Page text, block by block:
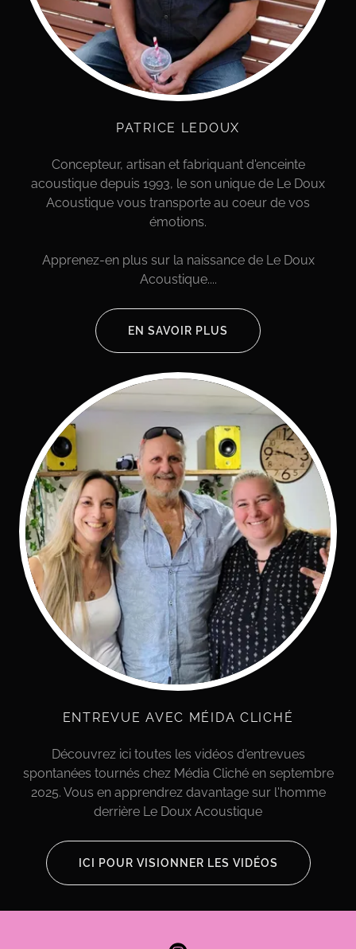
PATRICE LEDOUX
Concepteur, artisan et fabriquant d'enceinte
acoustique depuis 1993, le son unique de Le Doux
Acoustique vous transporte au coeur de vos
émotions.
Apprenez-en plus sur la naissance de Le Doux
Acoustique....
EN SAVOIR PLUS
ENTREVUE AVEC MÉIDA CLICHÉ
Découvrez ici toutes les vidéos d'entrevues
spontanées tournés chez Média Cliché en septembre
2025. Vous en apprendrez davantage sur l'homme
derrière Le Doux Acoustique
ICI POUR VISIONNER LES VIDÉOS